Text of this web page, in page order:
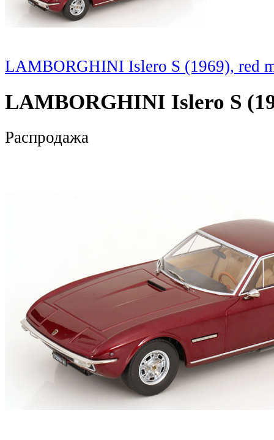
LAMBORGHINI Islero S (1969), red
LAMBORGHINI Islero S
Распродажа